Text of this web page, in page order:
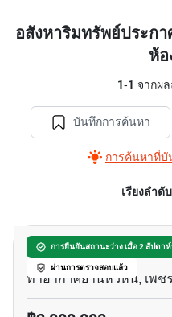
อสังหาริมทรัพย์ประก
ห้
1-1 จากผ
บันทึกการค้นหา
การค้นหาที่บั
เรียงลำดับ
การยืนยันสถานะว่าง เมื่อ 2 สัปดา
ผ่านการตรวจสอบแล้ว
มิราเคิล หัวหิน
ท่าอากาศยานหัวหิน​, เพช